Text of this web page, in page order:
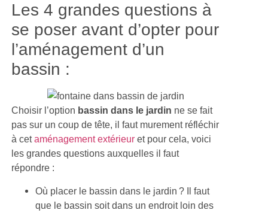
Les 4 grandes questions à
se poser avant d’opter pour
l’aménagement d’un
bassin :
Choisir l’option bassin dans le jardin ne se fait
pas sur un coup de tête, il faut murement réfléchir
à cetaménagement extérieur et pour cela, voici
les grandes questions auxquelles il faut
répondre :
Où placer le bassin dans le jardin ? Il faut
que le bassin soit dans un endroit loin des